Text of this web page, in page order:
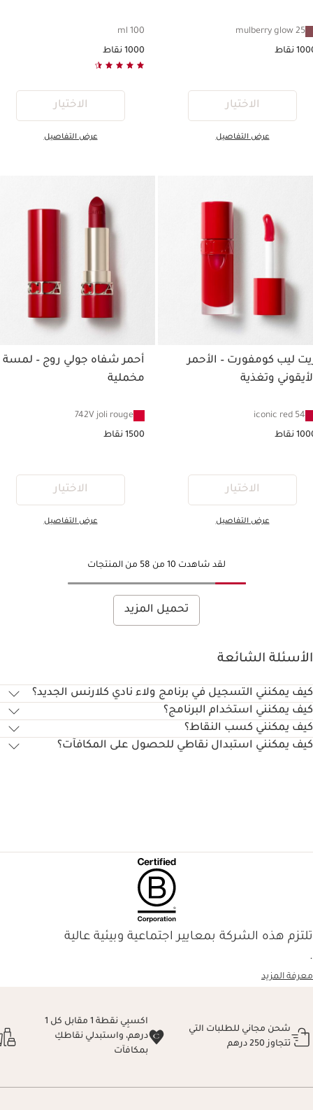
الاختيار
عرض التفاصيل
100 ml
1000 نقاط
الاختيار
عرض التفاصيل
ليب كومفورت – الأحمر
وتغذية
الاختيار
عرض التفاصيل
أحمر شفاه جولي روج – لمسة
مخملية
742V joli rouge
1500 نقاط
الاختيار
عرض التفاصيل
لقد شاهدت 10 من 58 من المنتجات
تحميل المزيد
الشائعة
يمكنني التسجيل في برنامج ولاء نادي كلارنس الجديد؟
يمكنني استخدام البرنامج؟
يمكنني كسب النقاط؟
يمكنني استبدال نقاطي للحصول على المكافآت؟
هذه الشركة بمعايير اجتماعية وبيئية عالية
المزيد
شحن مجاني للطلبات التي
تتجاوز 250 درهم
اكسبِي نقطة 1 مقابل كل 1
درهم، واستبدلي نقاطكِ
بمكافآت